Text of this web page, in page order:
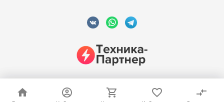
© 2026 ООО "Техника-Партнер", ИНН 7715962922, Все права
защищены